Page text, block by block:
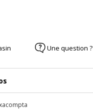
Une question ?